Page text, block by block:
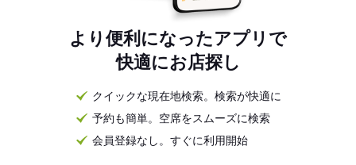
より便利になったアプリで
快適にお店探し
クイックな現在地検索。検索が快適に
予約も簡単。空席をスムーズに検索
会員登録なし。すぐに利用開始